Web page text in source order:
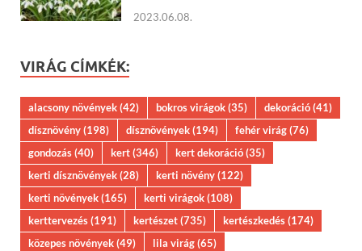
2023.06.08.
VIRÁG CÍMKÉK:
alacsony növények(42) bokros virágok(35) dekoráció(41)
dísznövény(198) dísznövények(194) fehér virág(76)
gondozás(40) kert(346) kert dekoráció(35)
kerti dísznövények(28) kerti növény(122)
kerti növények(165) kerti virágok(108)
kerttervezés(191) kertészet(735) kertészkedés(174)
közepes növények(49) lila virág(65)